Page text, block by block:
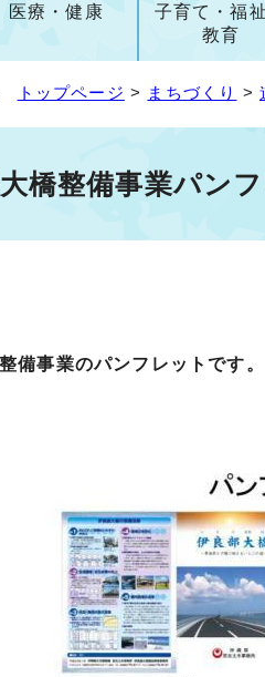
医療・健康
子育て・福祉
教育
トップページ > まちづくり >
橋整備事業パン
備事業のパンフレットです